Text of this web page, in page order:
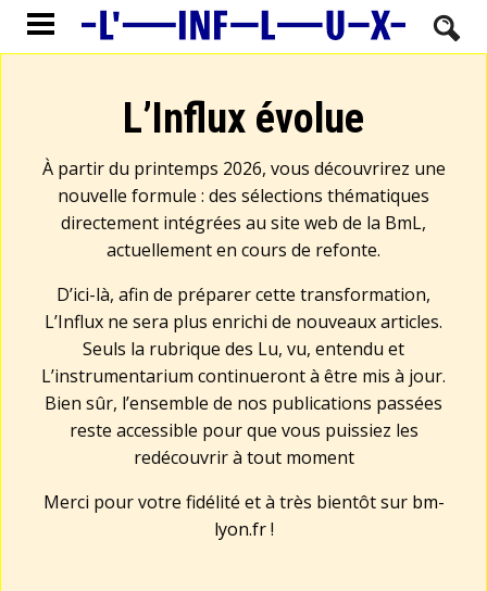
L’Influx évolue
À partir du printemps 2026, vous découvrirez une
nouvelle formule : des sélections thématiques
directement intégrées au site web de la BmL,
actuellement en cours de refonte.
D’ici-là, afin de préparer cette transformation,
L’Influx ne sera plus enrichi de nouveaux articles.
Seuls la rubrique des Lu, vu, entendu et
L’instrumentarium continueront à être mis à jour.
Bien sûr, l’ensemble de nos publications passées
reste accessible pour que vous puissiez les
redécouvrir à tout moment
Merci pour votre fidélité et à très bientôt sur bm-
lyon.fr!